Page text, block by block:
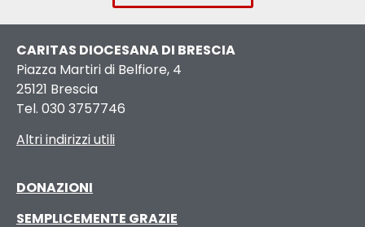
CARITAS DIOCESANA DI BRESCIA
Piazza Martiri di Belfiore, 4
25121 Brescia
Tel. 030 3757746
Altri indirizzi utili
DONAZIONI
SEMPLICEMENTE GRAZIE